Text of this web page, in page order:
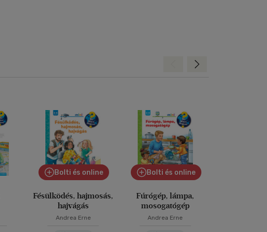
Bolti és online
Fésülködés, hajmosás,
hajvágás
Andrea Erne
Bolti és online
Fúrógép, lámpa,
mosogatógép
Andrea Erne
Előre